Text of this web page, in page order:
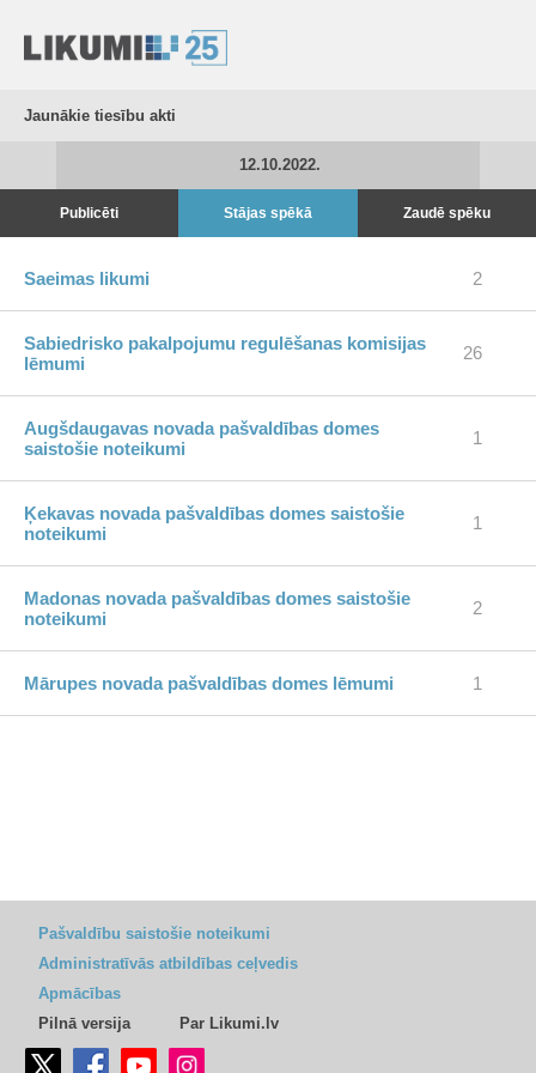
Jaunākie tiesību akti
12.10.2022.
Publicēti Stājas spēkā Zaudē spēku
Saeimas likumi 2
Sabiedrisko pakalpojumu regulēšanas komisijas
lēmumi
26
Augšdaugavas novada pašvaldības domes
saistošie noteikumi
1
Ķekavas novada pašvaldības domes saistošie
noteikumi
1
Madonas novada pašvaldības domes saistošie
noteikumi
2
Mārupes novada pašvaldības domes lēmumi 1
Pašvaldību saistošie noteikumi
Administratīvās atbildības ceļvedis
Apmācības
Pilnā versija
Par Likumi.lv